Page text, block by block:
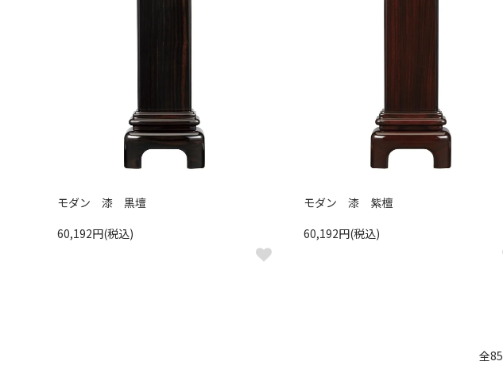
モダン 漆 黒壇
60,192円(税込)
モダン 漆 紫檀
60,192円(税込)
全85